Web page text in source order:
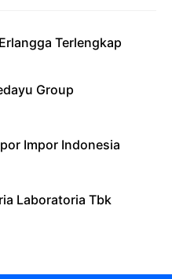
Terlengkap
Group
Impor Indonesia
Laboratoria Tbk